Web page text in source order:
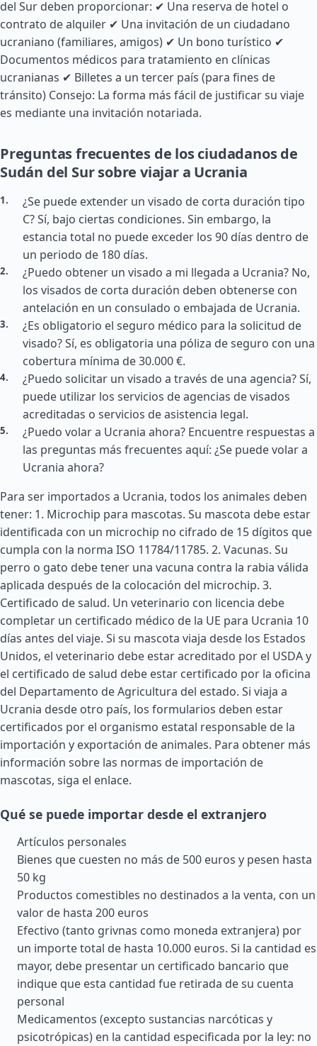
del Sur deben proporcionar: ✔ Una reserva de hotel o
contrato de alquiler ✔ Una invitación de un ciudadano
ucraniano (familiares, amigos) ✔ Un bono turístico ✔
Documentos médicos para tratamiento en clínicas
ucranianas ✔ Billetes a un tercer país (para fines de
tránsito) Consejo: La forma más fácil de justificar su viaje
es mediante una invitación notariada.
Preguntas frecuentes de los ciudadanos de
Sudán del Sur sobre viajar a Ucrania
¿Se puede extender un visado de corta duración tipo
C? Sí, bajo ciertas condiciones. Sin embargo, la
estancia total no puede exceder los 90 días dentro de
un periodo de 180 días.
¿Puedo obtener un visado a mi llegada a Ucrania? No,
los visados de corta duración deben obtenerse con
antelación en un consulado o embajada de Ucrania.
¿Es obligatorio el seguro médico para la solicitud de
visado? Sí, es obligatoria una póliza de seguro con una
cobertura mínima de 30.000 €.
¿Puedo solicitar un visado a través de una agencia? Sí,
puede utilizar los servicios de agencias de visados
acreditadas o servicios de asistencia legal.
¿Puedo volar a Ucrania ahora? Encuentre respuestas a
las preguntas más frecuentes aquí: ¿Se puede volar a
Ucrania ahora?
Para ser importados a Ucrania, todos los animales deben
tener: 1. Microchip para mascotas. Su mascota debe estar
identificada con un microchip no cifrado de 15 dígitos que
cumpla con la norma ISO 11784/11785. 2. Vacunas. Su
perro o gato debe tener una vacuna contra la rabia válida
aplicada después de la colocación del microchip. 3.
Certificado de salud. Un veterinario con licencia debe
completar un certificado médico de la UE para Ucrania 10
días antes del viaje. Si su mascota viaja desde los Estados
Unidos, el veterinario debe estar acreditado por el USDA y
el certificado de salud debe estar certificado por la oficina
del Departamento de Agricultura del estado. Si viaja a
Ucrania desde otro país, los formularios deben estar
certificados por el organismo estatal responsable de la
importación y exportación de animales. Para obtener más
información sobre las normas de importación de
mascotas, siga el enlace.
Qué se puede importar desde el extranjero
Artículos personales
Bienes que cuesten no más de 500 euros y pesen hasta
50 kg
Productos comestibles no destinados a la venta, con un
valor de hasta 200 euros
Efectivo (tanto grivnas como moneda extranjera) por
un importe total de hasta 10.000 euros. Si la cantidad es
mayor, debe presentar un certificado bancario que
indique que esta cantidad fue retirada de su cuenta
personal
Medicamentos (excepto sustancias narcóticas y
psicotrópicas) en la cantidad especificada por la ley: no